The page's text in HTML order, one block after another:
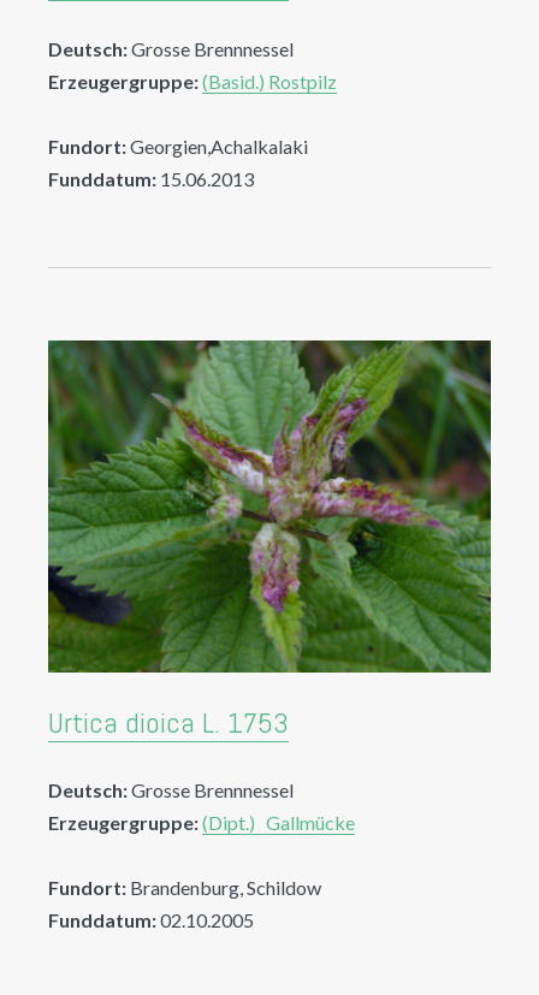
Deutsch:Grosse Brennnessel
Erzeugergruppe:(Basid.) Rostpilz
Fundort:Georgien,Achalkalaki
Funddatum: 15.06.2013
Urtica dioica L. 1753
Deutsch:Grosse Brennnessel
Erzeugergruppe:(Dipt.) Gallmücke
Fundort: Brandenburg, Schildow
Funddatum:02.10.2005